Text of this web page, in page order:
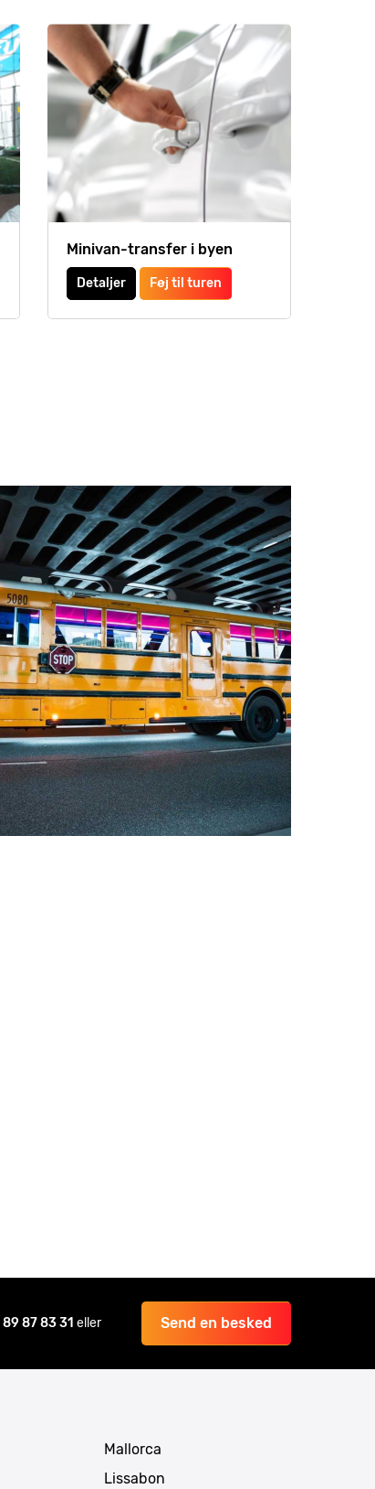
Minivan-transfer i byen
Detaljer Føj til turen
89 87 83 31 eller Send en besked
Mallorca
Lissabon